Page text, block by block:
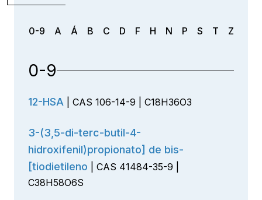
0-9 A Á B C D F H N P S T Z
0-9
12-HSA | CAS 106-14-9 | C18H36O3
3-(3,5-di-terc-butil-4-
hidroxifenil)propionato] de bis-
[tiodietileno | CAS 41484-35-9 |
C38H58O6S